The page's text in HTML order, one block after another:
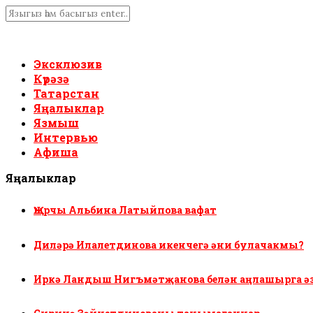
Эксклюзив
Күрәзә
Татарстан
Яңалыклар
Язмыш
Интервью
Афиша
Яңалыклар
Җырчы Альбина Латыйпова вафат
Диләрә Илалетдинова икенчегә әни булачакмы?
Иркә Ландыш Нигъмәтҗанова белән аңлашырга